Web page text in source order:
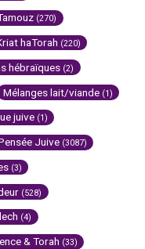
(270)
haTorah (220)
hébraïques (2)
Mélanges lait/viande (1)
juive (1)
Juive (3087)
(3)
(528)
(4)
& Torah (33)